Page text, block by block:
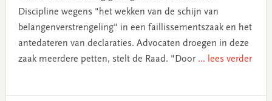
Discipline wegens "het wekken van de schijn van
belangenverstrengeling" in een faillissementszaak en het
antedateren van declaraties. Advocaten droegen in deze
zaak meerdere petten, stelt de Raad. "Door ... lees verder